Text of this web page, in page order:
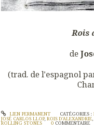
Rois
de
(trad. de l'espagnol
LIEN PERMANENT CATÉGORIES :
JOSÉ CARLOS LLOP, ROIS D'ALEXANDRIE
ROLLING STONES 0 COMMENTAIRE